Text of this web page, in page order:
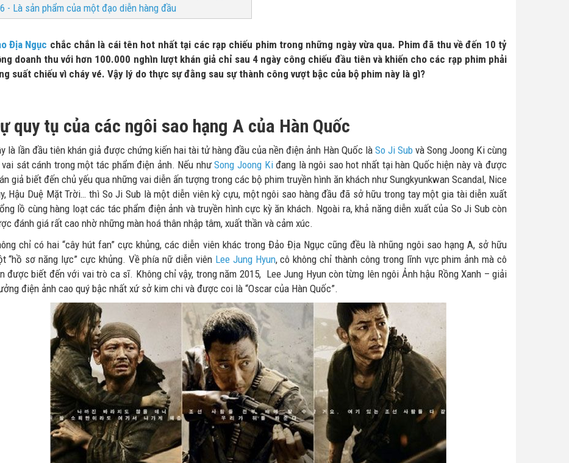
6 - Là sản phẩm của một đạo diễn hàng đầu
Địa Ngục chắc chắn là cái tên hot nhất tại các rạp chiếu phim trong những ngày vừa qua. Phim đã thu về đến 10 tỷ
doanh thu với hơn 100.000 nghìn lượt khán giả chỉ sau 4 ngày công chiếu đầu tiên và khiến cho các rạp phim phải
suất chiếu vì cháy vé. Vậy lý do thực sự đằng sau sự thành công vượt bậc của bộ phim này là gì?
quy tụ của các ngôi sao hạng A của Hàn Quốc
là lần đầu tiên khán giả được chứng kiến hai tài tử hàng đầu của nền điện ảnh Hàn Quốc làSo Ji Subvà Song Joong Ki cùng
vai sát cánh trong một tác phẩm điện ảnh. Nếu nhưSong Joong Kiđang là ngôi sao hot nhất tại hàn Quốc hiện này và được
giả biết đến chủ yếu qua những vai diễn ấn tượng trong các bộ phim truyền hình ăn khách như Sungkyunkwan Scandal, Nice
Hậu Duệ Mặt Trời… thì So Ji Sub là một diễn viên kỳ cựu, một ngôi sao hàng đầu đã sở hữu trong tay một gia tài diễn xuất
lồ cùng hàng loạt các tác phẩm điện ảnh và truyền hình cực kỳ ăn khách. Ngoài ra, khả năng diễn xuất của So Ji Sub còn
đánh giá rất cao nhờ những màn hoá thân nhập tâm, xuất thần và cảm xúc.
chỉ có hai “cây hút fan” cực khủng, các diễn viên khác trong Đảo Địa Ngục cũng đều là nhũng ngôi sao hạng A, sở hữu
“hồ sơ năng lực” cực khủng. Về phía nữ diễn viên Lee Jung Hyun, cô không chỉ thành công trong lĩnh vực phim ảnh mà cô
được biết đến với vai trò ca sĩ. Không chỉ vậy, trong năm 2015, Lee Jung Hyun còn từng lên ngôi Ảnh hậu Rồng Xanh – giải
điện ảnh cao quý bậc nhất xứ sở kim chi và được coi là “Oscar của Hàn Quốc”.